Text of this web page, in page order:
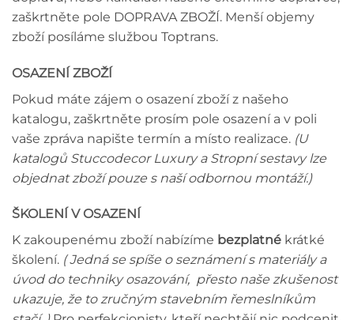
zaškrtněte pole DOPRAVA ZBOŽÍ. Menší objemy
zboží posíláme službou Toptrans.
OSAZENÍ ZBOŽÍ
Pokud máte zájem o osazení zboží z našeho
katalogu, zaškrtněte prosím pole osazení a v poli
vaše zpráva napište termín a místo realizace. (U
katalogů Stuccodecor Luxury a Stropní sestavy lze
objednat zboží pouze s naší odbornou montáží.)
ŠKOLENÍ V OSAZENÍ
K zakoupenému zboží nabízíme bezplatné krátké
školení. ( Jedná se spíše o seznámení s materiály a
úvod do techniky osazování, přesto naše zkušenost
ukazuje, že to zručným stavebním řemeslníkům